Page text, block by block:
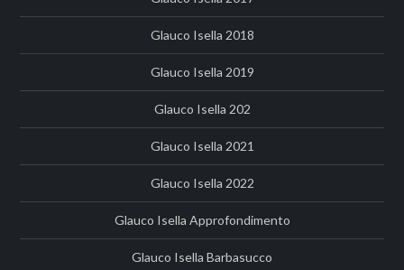
Glauco Isella 2018
Glauco Isella 2019
Glauco Isella 202
Glauco Isella 2021
Glauco Isella 2022
Glauco Isella Approfondimento
Glauco Isella Barbasucco